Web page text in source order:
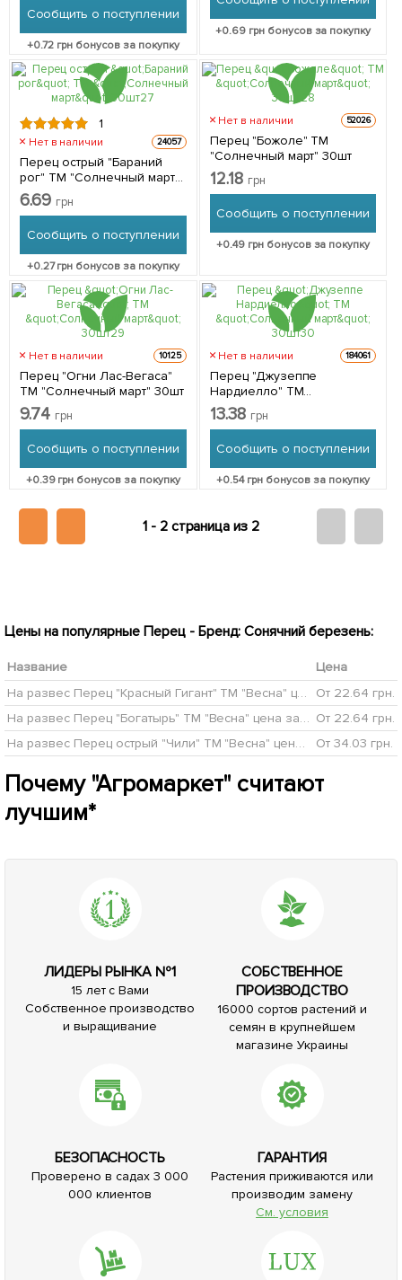
Сообщить о поступлении
+0.72 грн бонусов за покупку
+0.69грн бонусов за покупку
1
Нет в наличии 24057
Перец острый "Бараний
рог" ТМ "Солнечный март"
30шт
6.69 грн
Сообщить о поступлении
+0.27грн бонусов за покупку
Нет в наличии 52026
Перец "Божоле" ТМ
"Солнечный март" 30шт
12.18 грн
Сообщить о поступлении
+0.49грн бонусов за покупку
Нет в наличии 10125
Перец "Огни Лас-Вегаса"
ТМ "Солнечный март" 30шт
9.74 грн
Сообщить о поступлении
+0.39грн бонусов за покупку
Нет в наличии 184061
Перец "Джузеппе
Нардиелло" ТМ
"Солнечный март" 30шт
13.38 грн
Сообщить о поступлении
+0.54грн бонусов за покупку
1 - 2 страница из 2
Цены на популярные Перец - Бренд: Сонячний березень:
Название
Цена
На развес Перец "Красный Гигант" ТМ "Весна" цена за 1г
От 22.64 грн.
На развес Перец "Богатырь" ТМ "Весна" цена за 1г От 22.64 грн.
На развес Перец острый "Чили" ТМ "Весна" цена за 2г
От 34.03 грн.
Почему "Агромаркет" считают
лучшим*
ЛИДЕРЫ РЫНКА №1
15 лет с Вами
Собственное производство
и выращивание
СОБСТВЕННОЕ
ПРОИЗВОДСТВО
16000 сортов растений и
семян в крупнейшем
магазине Украины
БЕЗОПАСНОСТЬ
Проверено в садах 3 000
000 клиентов
ГАРАНТИЯ
Растения приживаются или
производим замену
См. условия